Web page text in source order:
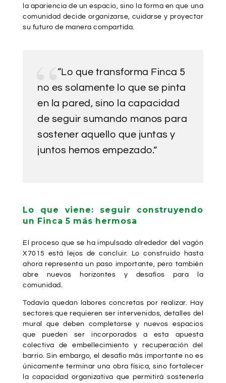
la apariencia de un espacio, sino la forma en que una
comunidad decide organizarse, cuidarse y proyectar
su futuro de manera compartida.
“Lo que transforma Finca 5
no es solamente lo que se pinta
en la pared, sino la capacidad
de seguir sumando manos para
sostener aquello que juntas y
juntos hemos empezado.”
Lo que viene: seguir construyendo
un Finca 5 más hermosa
El proceso que se ha impulsado alrededor del vagón
X7015 está lejos de concluir. Lo construido hasta
ahora representa un paso importante, pero también
abre nuevos horizontes y desafíos para la
comunidad.
Todavía quedan labores concretas por realizar. Hay
sectores que requieren ser intervenidos, detalles del
mural que deben completarse y nuevos espacios
que pueden ser incorporados a esta apuesta
colectiva de embellecimiento y recuperación del
barrio. Sin embargo, el desafío más importante no es
únicamente terminar una obra física, sino fortalecer
la capacidad organizativa que permitirá sostenerla